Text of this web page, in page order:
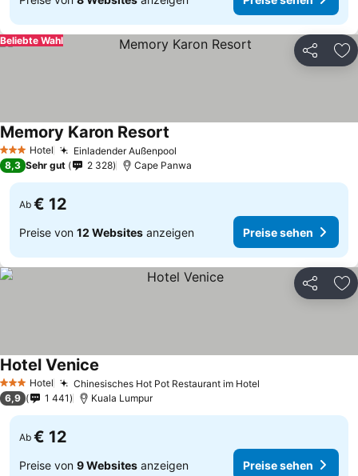
Teilen
Beliebte Wahl
3 SterneHotel Einladender Außenpool
Memory Karon Resort
8,3 Sehr gut 2 328 Cape Panwa
Ab € 12
Preise von 12 Websites anzeigen Preise sehen
Teilen
3 SterneHotel Chinesisches Hot Pot Restaurant im Hotel
Hotel Venice
6,9 1 441 Kuala Lumpur
Ab € 12
Preise von 9 Websites anzeigen Preise sehen